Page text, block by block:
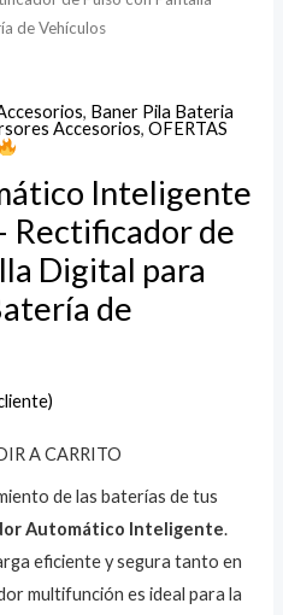
de Vehículos
, Baner Pila Bateria
Accesorios,OFERTAS
Inteligente
Rectificador de
Digital para
de
A CARRITO
de las baterías de tus
Automático Inteligente.
eficiente y segura tanto en
multifunción es ideal para la